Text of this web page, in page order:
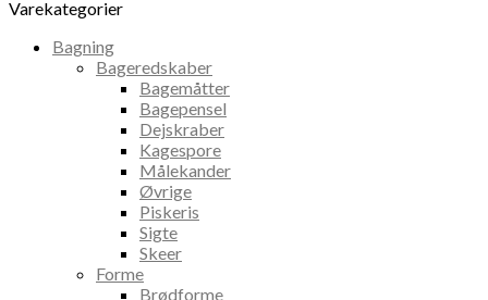
Varekategorier
Bagning
Bageredskaber
Bagemåtter
Bagepensel
Dejskraber
Kagespore
Målekander
Øvrige
Piskeris
Sigte
Skeer
Forme
Brødforme